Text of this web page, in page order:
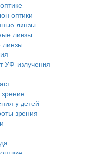
оптики
линзы
линзы
УФ-излучения
зрение
у детей
зрения